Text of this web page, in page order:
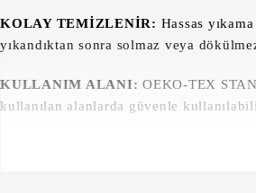
KOLAY TEMİZLENİR: Hassas
yıkandıktan sonra solmaz veya
KULLANIM ALANI: OEKO-TEX
kullanılan alanlarda güvenle